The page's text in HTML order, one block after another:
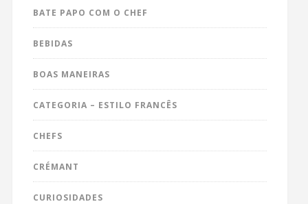
BATE PAPO COM O CHEF
BEBIDAS
BOAS MANEIRAS
CATEGORIA – ESTILO FRANCÊS
CHEFS
CRÉMANT
CURIOSIDADES